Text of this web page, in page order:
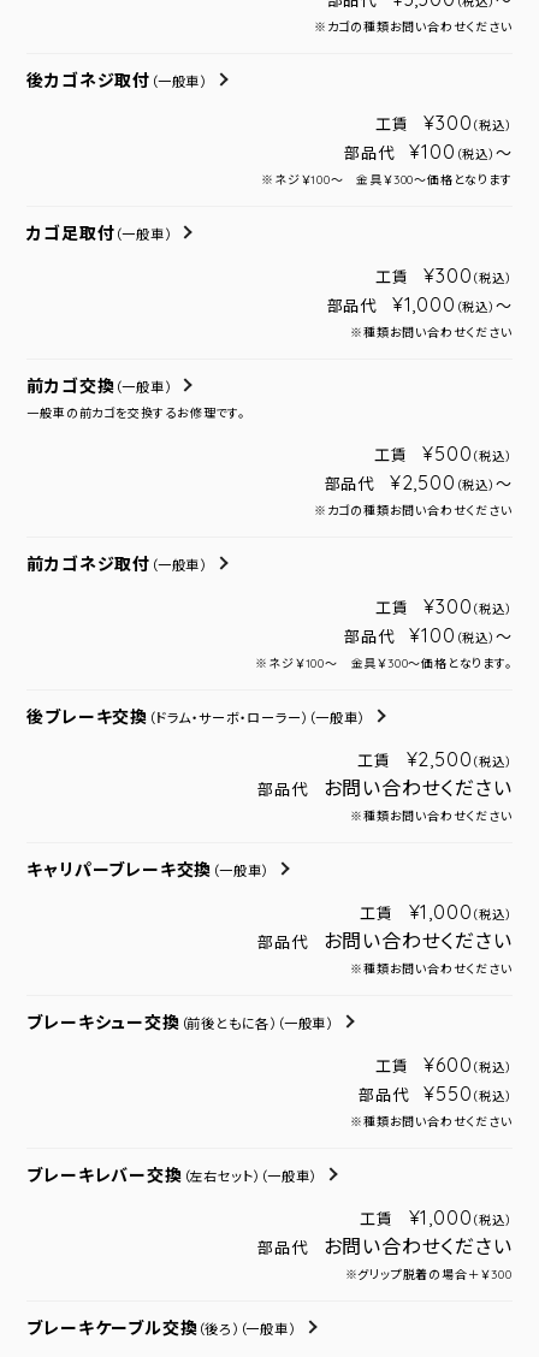
※カゴの種類お問い合わせください
後カゴネジ取付 （一般車）
工賃 ¥300 （税込）
部品代 ¥100 （税込） ～
※ネジ￥100～ 金具￥300～価格となります
カゴ足取付 （一般車）
工賃 ¥300 （税込）
部品代 ¥1,000 （税込） ～
※種類お問い合わせください
前カゴ交換 （一般車）
一般車の前カゴを交換するお修理です。
工賃 ¥500 （税込）
部品代 ¥2,500 （税込） ～
※カゴの種類お問い合わせください
前カゴネジ取付 （一般車）
工賃 ¥300 （税込）
部品代 ¥100 （税込） ～
※ネジ￥100～ 金具￥300～価格となります。
後ブレーキ交換 （ドラム・サーボ・ローラー） （一般車）
工賃 ¥2,500 （税込）
部品代 お問い合わせください
※種類お問い合わせください
キャリパーブレーキ交換 （一般車）
工賃 ¥1,000 （税込）
部品代 お問い合わせください
※種類お問い合わせください
ブレーキシュー交換 （前後ともに各） （一般車）
工賃 ¥600 （税込）
部品代 ¥550 （税込）
※種類お問い合わせください
ブレーキレバー交換 （左右セット） （一般車）
工賃 ¥1,000 （税込）
部品代 お問い合わせください
※グリップ脱着の場合＋￥300
ブレーキケーブル交換 （後ろ） （一般車）